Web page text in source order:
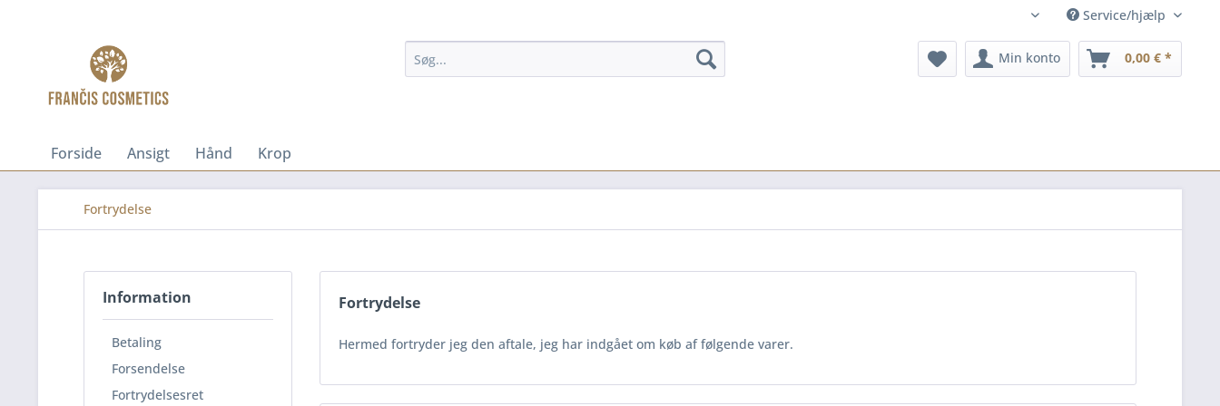
dk Service/hjælp
Min konto 0,00 € *
Forside Ansigt Hånd Krop
Fortrydelse
Information
Betaling
Forsendelse
Fortrydelsesret
Fortrydelse
Hermed fortryder jeg den aftale, jeg har indgået om køb af følgende varer.